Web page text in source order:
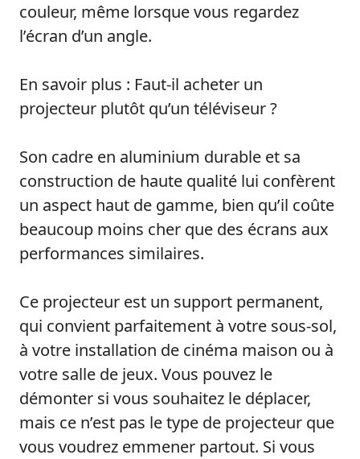
couleur, même lorsque vous regardez
l’écran d’un angle.
En savoir plus : Faut-il acheter un
projecteur plutôt qu’un téléviseur ?
Son cadre en aluminium durable et sa
construction de haute qualité lui confèrent
un aspect haut de gamme, bien qu’il coûte
beaucoup moins cher que des écrans aux
performances similaires.
Ce projecteur est un support permanent,
qui convient parfaitement à votre sous-sol,
à votre installation de cinéma maison ou à
votre salle de jeux. Vous pouvez le
démonter si vous souhaitez le déplacer,
mais ce n’est pas le type de projecteur que
vous voudrez emmener partout. Si vous